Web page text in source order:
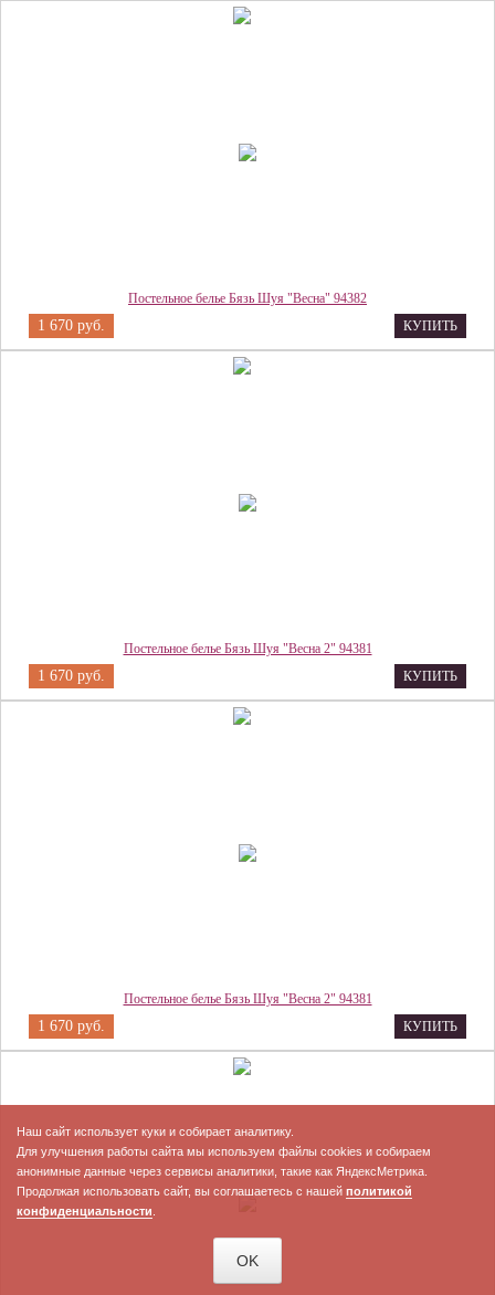
Постельное белье Бязь Шуя "Весна" 94382
1 670 руб. КУПИТЬ
Постельное белье Бязь Шуя "Весна 2" 94381
1 670 руб. КУПИТЬ
Постельное белье Бязь Шуя "Весна 2" 94381
1 670 руб. КУПИТЬ
Наш сайт использует куки и собирает аналитику.
Для улучшения работы сайта мы используем файлы cookies и собираем
анонимные данные через сервисы аналитики, такие как ЯндексМетрика.
Продолжая использовать сайт, вы соглашаетесь с нашей политикой
конфиденциальности
OK